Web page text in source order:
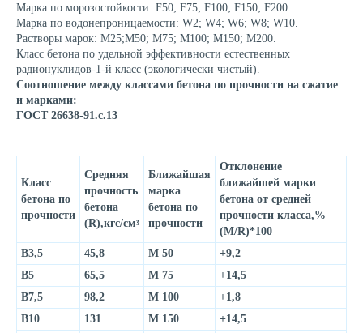
Марка по морозостойкости: F50; F75; F100; F150; F200.
Марка по водонепроницаемости: W2; W4; W6; W8; W10.
Растворы марок: М25;М50; М75; М100; М150; М200.
Класс бетона по удельной эффективности естественных
радионуклидов-1-й класс (экологически чистый).
Соотношение между классами бетона по прочности на сжатие
и марками:
ГОСТ 26638-91.с.13
Класс
бетона по
прочности
Средняя
прочность
бетона
(R),кгс/смᶾ
Ближайшая
марка
бетона по
прочности
Отклонение
ближайшей марки
бетона от средней
прочности класса,%
(M/R)*100
В3,5
45,8 М 50
+9,2
В5
65,5 М 75
+14,5
В7,5
98,2 М 100
+1,8
В10
131 М 150
+14,5